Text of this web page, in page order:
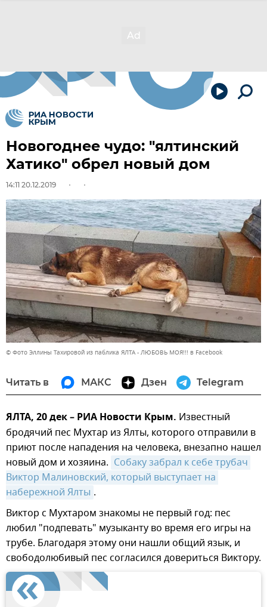
Новогоднее чудо: "ялтинский
Хатико" обрел новый дом
14:11 20.12.2019
© Фото Эллины Тахировой из паблика ЯЛТА - ЛЮБОВЬ МОЯ!!! в Facebook
Читать в МАКС Дзен Telegram
ЯЛТА, 20 дек – РИА Новости Крым. Известный
бродячий пес Мухтар из Ялты, которого отправили в
приют после нападения на человека, внезапно нашел
новый дом и хозяина. Собаку забрал к себе трубач
Виктор Малиновский, который выступает на
набережной Ялты .
Виктор с Мухтаром знакомы не первый год: пес
любил "подпевать" музыканту во время его игры на
трубе. Благодаря этому они нашли общий язык, и
свободолюбивый пес согласился довериться Виктору.